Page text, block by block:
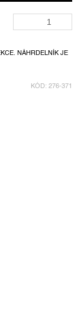
NÁHRDELNÍK JE
KÓD: 276-371